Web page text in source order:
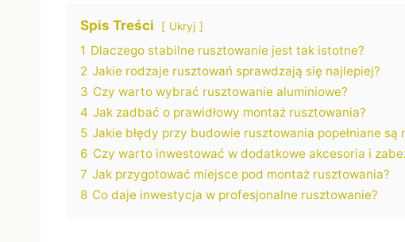
Spis Treści Ukryj
1 Dlaczego stabilne rusztowanie jest tak istotne?
2 Jakie rodzaje rusztowań sprawdzają się najlepiej?
3 Czy warto wybrać rusztowanie aluminiowe?
4 Jak zadbać o prawidłowy montaż rusztowania?
5 Jakie błędy przy budowie rusztowania popełniane są
6 Czy warto inwestować w dodatkowe akcesoria i
7 Jak przygotować miejsce pod montaż rusztowania?
8 Co daje inwestycja w profesjonalne rusztowanie?